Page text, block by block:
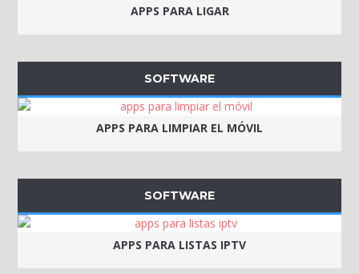
APPS PARA LIGAR
SOFTWARE
APPS PARA LIMPIAR EL MÓVIL
SOFTWARE
APPS PARA LISTAS IPTV